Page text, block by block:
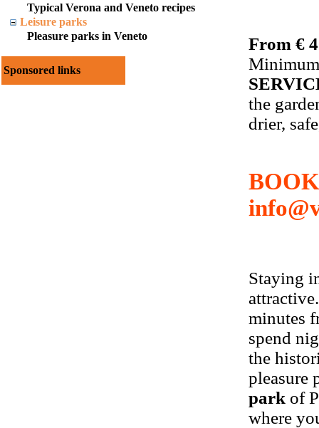
Typical Verona and Veneto recipes
Leisure parks
Pleasure parks in Veneto
Sponsored links
From €
the
drier,
Staying
minutes
spend
the
pleasure
park of
where